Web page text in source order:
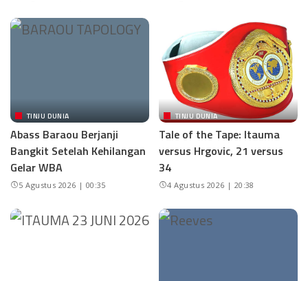
TINJU DUNIA
Abass Baraou Berjanji
Bangkit Setelah Kehilangan
Gelar WBA
5 Agustus 2026 | 00:35
TINJU DUNIA
Tale of the Tape: Itauma
versus Hrgovic, 21 versus
34
4 Agustus 2026 | 20:38